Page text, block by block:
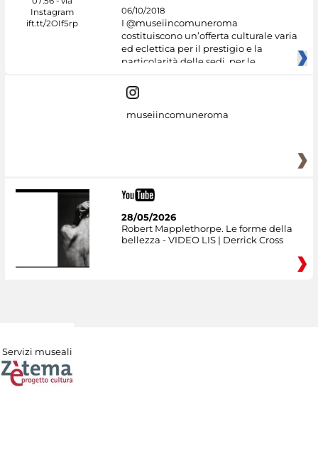
06/10/2018
I @museiincomuneroma
costituiscono un’offerta culturale varia
ed eclettica per il prestigio e la
particolarità delle sedi, per le
museiincomuneroma
28/05/2026
Robert Mapplethorpe. Le forme della
bellezza - VIDEO LIS | Derrick Cross
Servizi museali